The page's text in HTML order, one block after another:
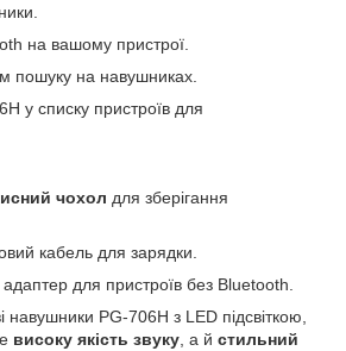
на вашому пристрої.
пошуку на навушниках.
у списку пристроїв для
чохол для зберігання
кабель для зарядки.
для пристроїв без Bluetooth.
PG-706H з LED підсвіткою,
високу якість звуку, а й стильний